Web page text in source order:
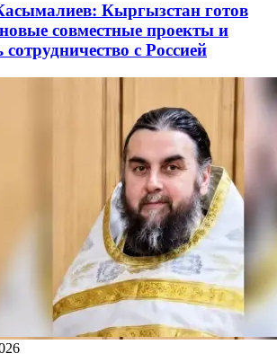
Кыргызстан готов
совместные проекты и
с Россией